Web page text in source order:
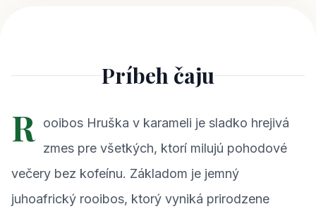
Príbeh čaju
R
ooibos Hruška v karameli je sladko hrejivá
zmes pre všetkých, ktorí milujú pohodové
večery bez kofeínu. Základom je jemný
juhoafrický rooibos, ktorý vyniká prirodzene